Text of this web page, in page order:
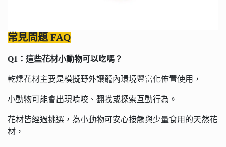
常見問題 FAQ
Q1：這些花材小動物可以吃嗎？
乾燥花材主要是模擬野外讓籠內環境豐富化佈置使用，
小動物可能會出現啃咬、翻找或探索互動行為。
花材皆經過挑選，為小動物可安心接觸與少量食用的天然花
材，